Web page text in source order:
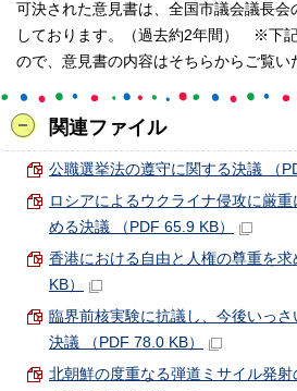
可決された意見書は、全国市議会議長会
しております。（過去約2年間） ※下
ので、意見書の内容はそちらからご覧い
関連ファイル
公職選挙法の遵守に関する決議 （
ロシアによるウクライナ侵攻に厳
める決議 （PDF 65.9 KB）
香港における自由と人権の尊重を
KB）
臨界前核実験に抗議し、今後いっ
決議 （PDF 78.0 KB）
北朝鮮の度重なる弾道ミサイル発